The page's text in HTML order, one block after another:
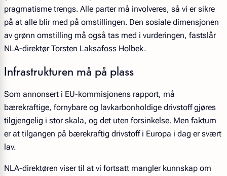
pragmatisme trengs. Alle parter må involveres, så vi er sikre
på at alle blir med på omstillingen. Den sosiale dimensjonen
av grønn omstilling må også tas med i vurderingen, fastslår
NLA-direktør Torsten Laksafoss Holbek.
Infrastrukturen må på plass
Som annonsert i EU-kommisjonens rapport, må
bærekraftige, fornybare og lavkarbonholdige drivstoff gjøres
tilgjengelig i stor skala, og det uten forsinkelse. Men faktum
er at tilgangen på bærekraftig drivstoff i Europa i dag er svært
lav.
NLA-direktøren viser til at vi fortsatt mangler kunnskap om